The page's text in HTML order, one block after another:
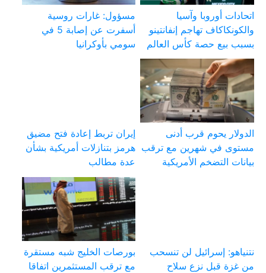
اتحادات أوروبا وآسيا
والكونكاكاف تهاجم إنفانتينو
بسبب بيع حصة كأس العالم
مسؤول: غارات روسية
أسفرت عن إصابة 5 في
سومي بأوكرانيا
الدولار يحوم قرب أدنى
مستوى في شهرين مع ترقب
بيانات التضخم الأمريكية
إيران تربط إعادة فتح مضيق
هرمز بتنازلات أمريكية بشأن
عدة مطالب
نتنياهو: إسرائيل لن تنسحب
من غزة قبل نزع سلاح
بورصات الخليج شبه مستقرة
مع ترقب المستثمرين اتفاقا